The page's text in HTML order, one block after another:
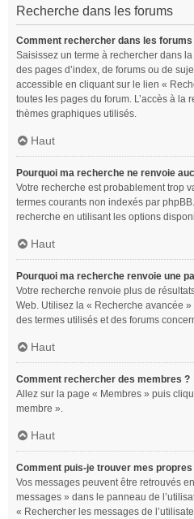
Recherche dans les forums
Comment rechercher dans les forums
Saisissez un terme à rechercher dans
des pages d’index, de forums ou de
accessible en cliquant sur le lien «
toutes les pages du forum. L’accès à la
thèmes graphiques utilisés.
Haut
Pourquoi ma recherche ne renvoie
Votre recherche est probablement trop
termes courants non indexés par
recherche en utilisant les options
Haut
Pourquoi ma recherche renvoie une
Votre recherche renvoie plus de
Web. Utilisez la « Recherche avancée
des termes utilisés et des forums
Haut
Comment rechercher des membres ?
Allez sur la page « Membres » puis
membre ».
Haut
Comment puis-je trouver mes
Vos messages peuvent être retrouvés
messages » dans le panneau de
« Rechercher les messages de